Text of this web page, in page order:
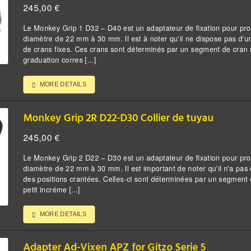
245,00 €
Le Monkey Grip 1 D32 – D40 est un adaptateur de fixation pour
diamètre de 22 mm à 30 mm. Il est à noter qu'il ne dispose pas
de crans fixes. Ces crans sont déterminés par un segment de
graduation corres [...]
MORE DETAILS
Monkey Grip 2R D22-D30 Collier de tuyau
245,00 €
Le Monkey Grip 2 D22 – D30 est un adaptateur de fixation pour
diamètre de 22 mm à 30 mm. Il est important de noter qu'il n'a
des positions crantées. Celles-ci sont déterminées par un
petit incréme [...]
MORE DETAILS